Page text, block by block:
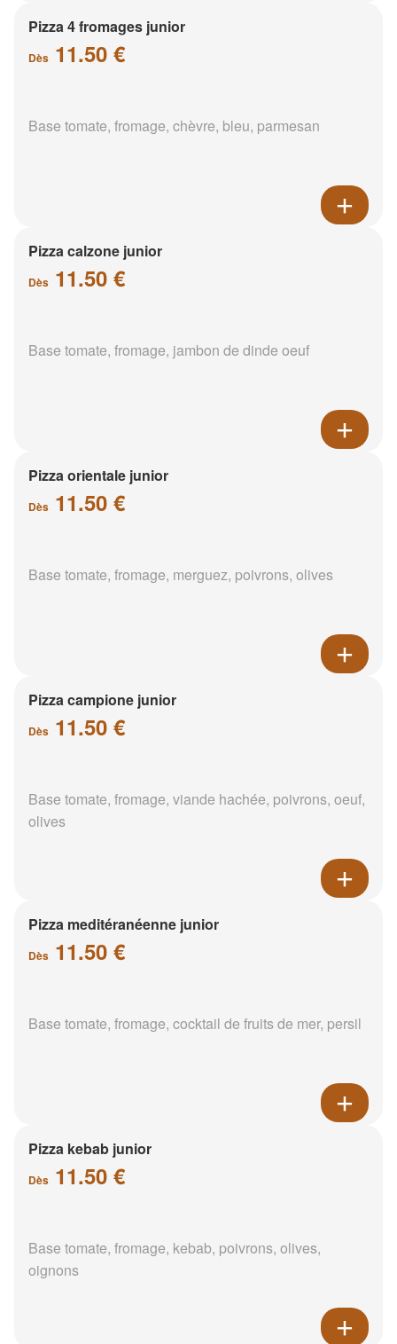
Pizza 4 fromages junior
Dès 11.50 €
Base tomate, fromage, chèvre, bleu, parmesan
Pizza calzone junior
Dès 11.50 €
Base tomate, fromage, jambon de dinde oeuf
Pizza orientale junior
Dès 11.50 €
Base tomate, fromage, merguez, poivrons, olives
Pizza campione junior
Dès 11.50 €
Base tomate, fromage, viande hachée, poivrons, oeuf,
olives
Pizza meditéranéenne junior
Dès 11.50 €
Base tomate, fromage, cocktail de fruits de mer, persil
Pizza kebab junior
Dès 11.50 €
Base tomate, fromage, kebab, poivrons, olives,
oignons